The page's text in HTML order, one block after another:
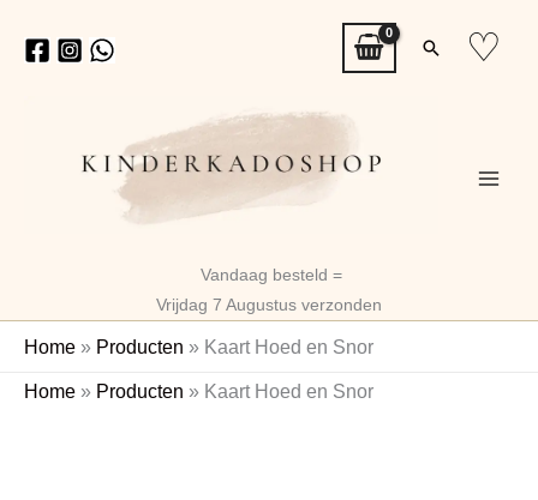
naar
Zoeken
♡
Vandaag besteld =
Vrijdag 7 Augustus verzonden
Home » Producten » Kaart Hoed en Snor
Home » Producten » Kaart Hoed en Snor
Kaart